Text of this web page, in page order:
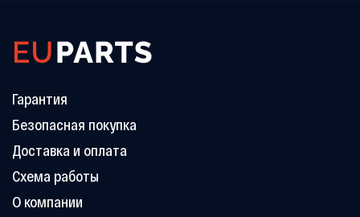
Гарантия
Безопасная покупка
Доставка и оплата
Схема работы
О компании